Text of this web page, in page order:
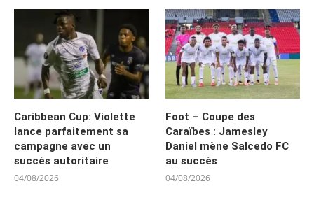
Caribbean Cup: Violette
lance parfaitement sa
campagne avec un
succès autoritaire
04/08/2026
Foot – Coupe des
Caraïbes : Jamesley
Daniel mène Salcedo FC
au succès
04/08/2026